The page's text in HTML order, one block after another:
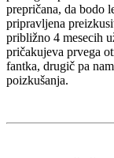
prepričana, da bodo
pripravljena
približno 4 mesecih
pričakujeva prvega
fantka, drugič pa
poizkušanja.